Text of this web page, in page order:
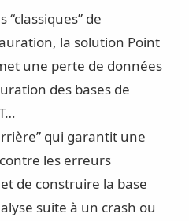
de
la solution Point
une perte de données
des bases de
qui garantit une
les erreurs
de construire la base
suite à un crash ou